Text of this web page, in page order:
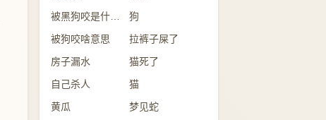
狗
被狗咬啥意思
拉裤子屎了
房子漏水
猫死了
自己杀人
猫
黄瓜
梦见蛇